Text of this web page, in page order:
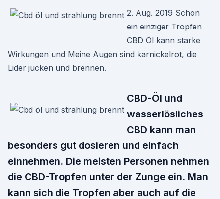
2. Aug. 2019 Schon
ein einziger Tropfen
CBD Öl kann starke
Wirkungen und Meine Augen sind karnickelrot, die
Lider jucken und brennen.
CBD-Öl und
wasserlösliches
CBD kann man
besonders gut dosieren und einfach
einnehmen. Die meisten Personen nehmen
die CBD-Tropfen unter der Zunge ein. Man
kann sich die Tropfen aber auch auf die